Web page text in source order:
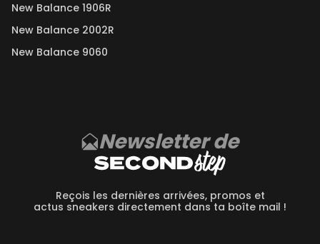
New Balance 1906R
New Balance 2002R
New Balance 9060
Newsletter de
Reçois les dernières arrivées, promos et
actus sneakers directement dans ta boîte mail !